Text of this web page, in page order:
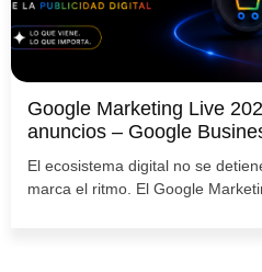
Google Marketing Live
anuncios – Google
El ecosistema digital no se
marca el ritmo. El Google